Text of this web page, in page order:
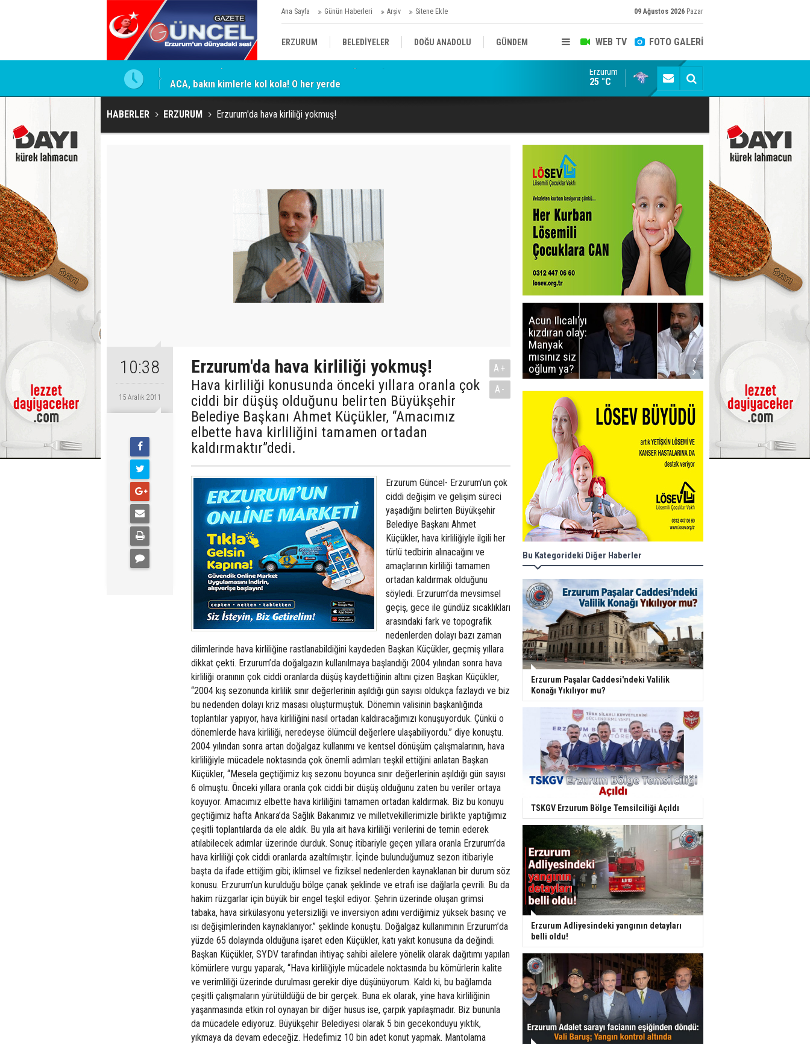
Ana Sayfa Günün Haberleri Arşiv Sitene Ekle 09 Ağustos 2026 Pazar
WEB TV FOTO GALERİ
ERZURUM BELEDİYELER DOĞU ANADOLU GÜNDEM
SİYASET
KÜLTÜR/SANAT//MAĞAZİN
ACA, bakın kimlerle kol kola! O her yerde ADALET BAKANI AKIN GÜRLEK'E AÇIK İHBAR!
Erzurum
25 °C
HABERLER ERZURUM Erzurum'da hava kirliliği yokmuş!
10:38
15 Aralık 2011
Erzurum'da hava kirliliği yokmuş!
Hava kirliliği konusunda önceki yıllara oranla çok
ciddi bir düşüş olduğunu belirten Büyükşehir
Belediye Başkanı Ahmet Küçükler, “Amacımız
elbette hava kirliliğini tamamen ortadan
kaldırmaktır”dedi.
A+
A-
Erzurum Güncel- Erzurum’un çok
ciddi değişim ve gelişim süreci
yaşadığını belirten Büyükşehir
Belediye Başkanı Ahmet
Küçükler, hava kirliliğiyle ilgili her
türlü tedbirin alınacağını ve
amaçlarının kirliliği tamamen
ortadan kaldırmak olduğunu
söyledi. Erzurum’da mevsimsel
geçiş, gece ile gündüz sıcaklıkları
arasındaki fark ve topografik
nedenlerden dolayı bazı zaman
dilimlerinde hava kirliliğine rastlanabildiğini kaydeden Başkan Küçükler, geçmiş yıllara
dikkat çekti. Erzurum’da doğalgazın kullanılmaya başlandığı 2004 yılından sonra hava
kirliliği oranının çok ciddi oranlarda düşüş kaydettiğinin altını çizen Başkan Küçükler,
“2004 kış sezonunda kirlilik sınır değerlerinin aşıldığı gün sayısı oldukça fazlaydı ve biz
bu nedenden dolayı kriz masası oluşturmuştuk. Dönemin valisinin başkanlığında
toplantılar yapıyor, hava kirliliğini nasıl ortadan kaldıracağımızı konuşuyorduk. Çünkü o
dönemlerde hava kirliliği, neredeyse ölümcül değerlere ulaşabiliyordu.” diye konuştu.
2004 yılından sonra artan doğalgaz kullanımı ve kentsel dönüşüm çalışmalarının, hava
kirliliğiyle mücadele noktasında çok önemli adımları teşkil ettiğini anlatan Başkan
Küçükler, “Mesela geçtiğimiz kış sezonu boyunca sınır değerlerinin aşıldığı gün sayısı
6 olmuştu. Önceki yıllara oranla çok ciddi bir düşüş olduğunu zaten bu veriler ortaya
koyuyor. Amacımız elbette hava kirliliğini tamamen ortadan kaldırmak. Biz bu konuyu
geçtiğimiz hafta Ankara’da Sağlık Bakanımız ve milletvekillerimizle birlikte yaptığımız
çeşitli toplantılarda da ele aldık. Bu yıla ait hava kirliliği verilerini de temin ederek
atılabilecek adımlar üzerinde durduk. Sonuç itibariyle geçen yıllara oranla Erzurum’da
hava kirliliği çok ciddi oranlarda azaltılmıştır. İçinde bulunduğumuz sezon itibariyle
başta da ifade ettiğim gibi; iklimsel ve fiziksel nedenlerden kaynaklanan bir durum söz
konusu. Erzurum’un kurulduğu bölge çanak şeklinde ve etrafı ise dağlarla çevrili. Bu da
hakim rüzgarlar için büyük bir engel teşkil ediyor. Şehrin üzerinde oluşan grimsi
tabaka, hava sirkülasyonu yetersizliği ve inversiyon adını verdiğimiz yüksek basınç ve
ısı değişimlerinden kaynaklanıyor.” şeklinde konuştu. Doğalgaz kullanımının Erzurum’da
yüzde 65 dolayında olduğuna işaret eden Küçükler, katı yakıt konusuna da değindi.
Başkan Küçükler, SYDV tarafından ihtiyaç sahibi ailelere yönelik olarak dağıtımı yapılan
kömürlere vurgu yaparak, “Hava kirliliğiyle mücadele noktasında bu kömürlerin kalite
ve verimliliği üzerinde durulması gerekir diye düşünüyorum. Kaldı ki, bu bağlamda
çeşitli çalışmaların yürütüldüğü de bir gerçek. Buna ek olarak, yine hava kirliliğinin
yaşanmasında etkin rol oynayan bir diğer husus ise, çarpık yapılaşmadır. Biz bununla
da mücadele ediyoruz. Büyükşehir Belediyesi olarak 5 bin gecekonduyu yıktık,
yıkmaya da devam edeceğiz. Hedefimiz 10 bin adet konut yapmak. Mantolama
Acun Ilıcalı'yı
kızdıran olay:
Manyak
mısınız siz
oğlum ya?
buluşma
Bu Kategorideki Diğer Haberler
Erzurum Paşalar Caddesi'ndeki Valilik
Konağı Yıkılıyor mu?
TSKGV Erzurum Bölge Temsilciliği Açıldı
Erzurum Adliyesindeki yangının detayları
belli oldu!